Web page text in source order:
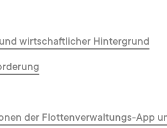
wirtschaftlicher Hintergrund
der Flottenverwaltungs-App